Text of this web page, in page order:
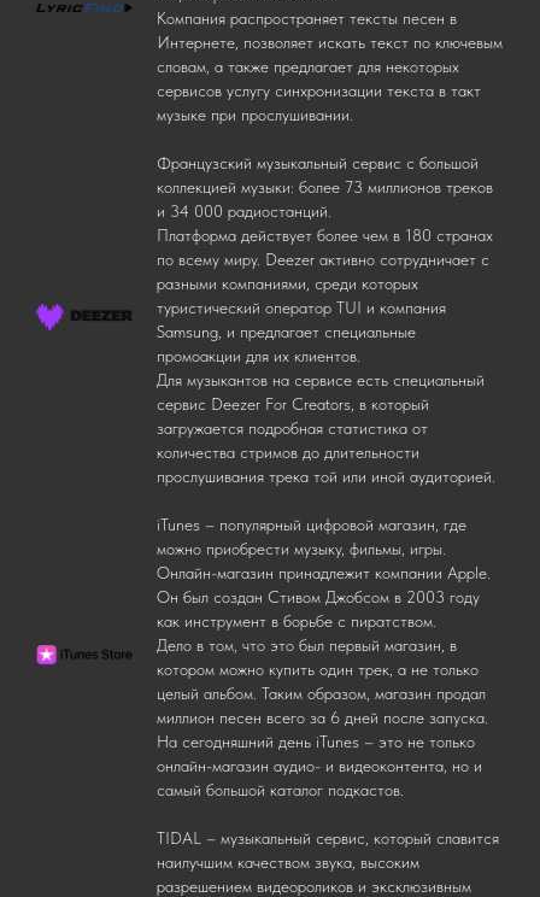
Компания распространяет тексты песен в
Интернете, позволяет искать текст по ключевым
словам, а также предлагает для некоторых
сервисов услугу синхронизации текста в такт
музыке при прослушивании.
Французский музыкальный сервис с большой
коллекцией музыки: более 73 миллионов треков
и 34 000 радиостанций.
Платформа действует более чем в 180 странах
по всему миру. Deezer активно сотрудничает с
разными компаниями, среди которых
туристический оператор TUI и компания
Samsung, и предлагает специальные
промоакции для их клиентов.
Для музыкантов на сервисе есть специальный
сервис Deezer For Creators, в который
загружается подробная статистика от
количества стримов до длительности
прослушивания трека той или иной аудиторией.
iTunes – популярный цифровой магазин, где
можно приобрести музыку, фильмы, игры.
Онлайн-магазин принадлежит компании Apple.
Он был создан Стивом Джобсом в 2003 году
как инструмент в борьбе с пиратством.
Дело в том, что это был первый магазин, в
котором можно купить один трек, а не только
целый альбом. Таким образом, магазин продал
миллион песен всего за 6 дней после запуска.
На сегодняшний день iTunes – это не только
онлайн-магазин аудио- и видеоконтента, но и
самый большой каталог подкастов.
TIDAL – музыкальный сервис, который славится
наилучшим качеством звука, высоким
разрешением видеороликов и эксклюзивным